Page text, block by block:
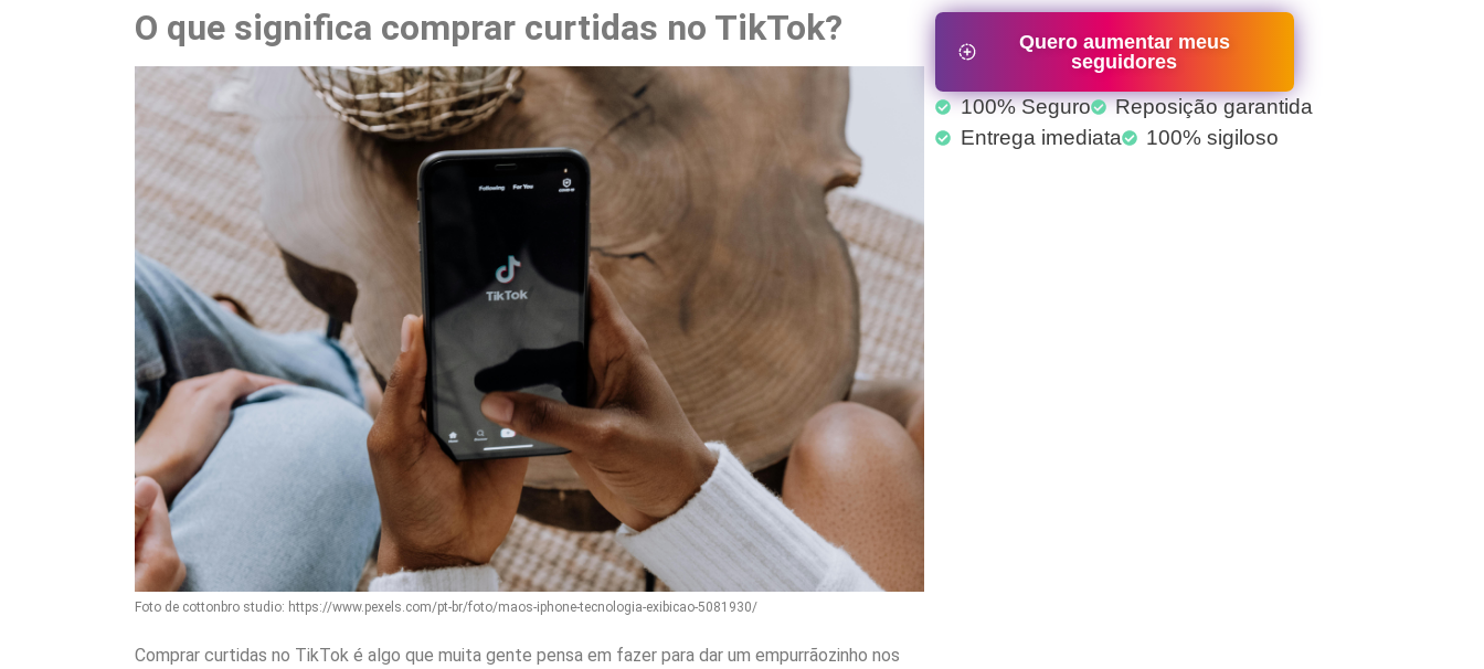
O que significa comprar curtidas no TikTok?
Foto de cottonbro studio: https://www.pexels.com/pt-br/foto/maos-iphone-tecnologia-exibicao-5081930/
Comprar curtidas no TikTok é algo que muita gente pensa em fazer para dar um empurrãozinho nos
Quero aumentar meus
seguidores
100% Seguro
Reposição garantida
Entrega imediata
100% sigiloso